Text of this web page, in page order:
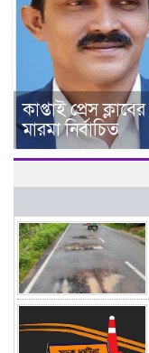
কাপ্তাই প্রেস
মারমা নির্বাচিত